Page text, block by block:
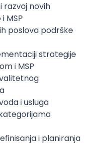
razvoj novih
MSP
poslova podrške
strategije
i MSP
i usluga
i planiranja